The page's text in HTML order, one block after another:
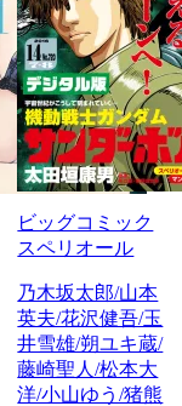
ビッグコミック
スペリオール
乃木坂太郎/山本
英夫/花沢健吾/玉
井雪雄/朔ユキ蔵/
藤崎聖人/松本大
洋/小山ゆう/猪熊